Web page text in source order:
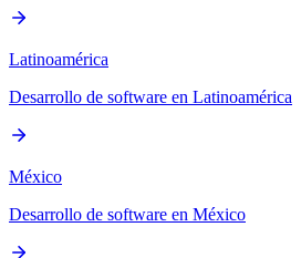
Latinoamérica
Desarrollo de software en Latinoamérica
México
Desarrollo de software en México